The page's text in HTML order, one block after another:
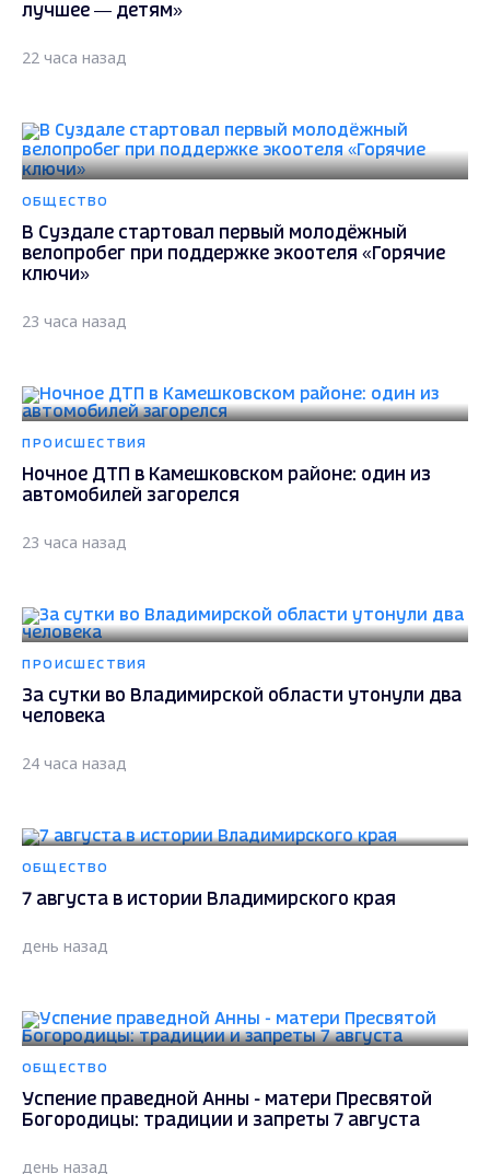
лучшее — детям»
22 часа назад
ОБЩЕСТВО
В Суздале стартовал первый молодёжный
велопробег при поддержке экоотеля «Горячие
ключи»
23 часа назад
ПРОИСШЕСТВИЯ
Ночное ДТП в Камешковском районе: один из
автомобилей загорелся
23 часа назад
ПРОИСШЕСТВИЯ
За сутки во Владимирской области утонули два
человека
24 часа назад
ОБЩЕСТВО
7 августа в истории Владимирского края
день назад
ОБЩЕСТВО
Успение праведной Анны - матери Пресвятой
Богородицы: традиции и запреты 7 августа
день назад